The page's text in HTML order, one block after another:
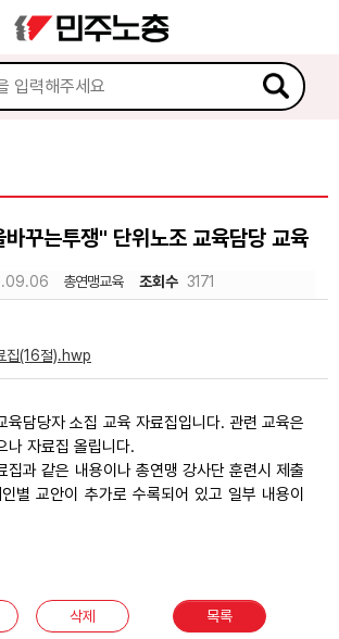
꾸는투쟁" 단위노조 교육담당 교육
총연맹교육 조회수 3171
집(16절).hwp
담당자 소집 교육 자료집입니다. 관련 교육은
나 자료집 올립니다.
집과 같은 내용이나 총연맹 강사단 훈련시 제출
별 교안이 추가로 수록되어 있고 일부 내용이
삭제 목록
스케치북5
스케치북5